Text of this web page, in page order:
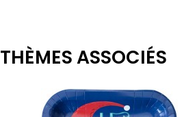
THÈMES ASSOCIÉS